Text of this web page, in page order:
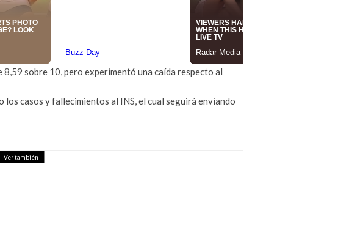
sobre 10, pero experimentó una caída respecto al
casos y fallecimientos al INS, el cual seguirá enviando
Ver también